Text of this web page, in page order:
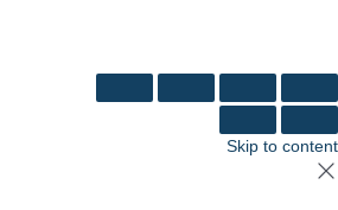
Skip to content